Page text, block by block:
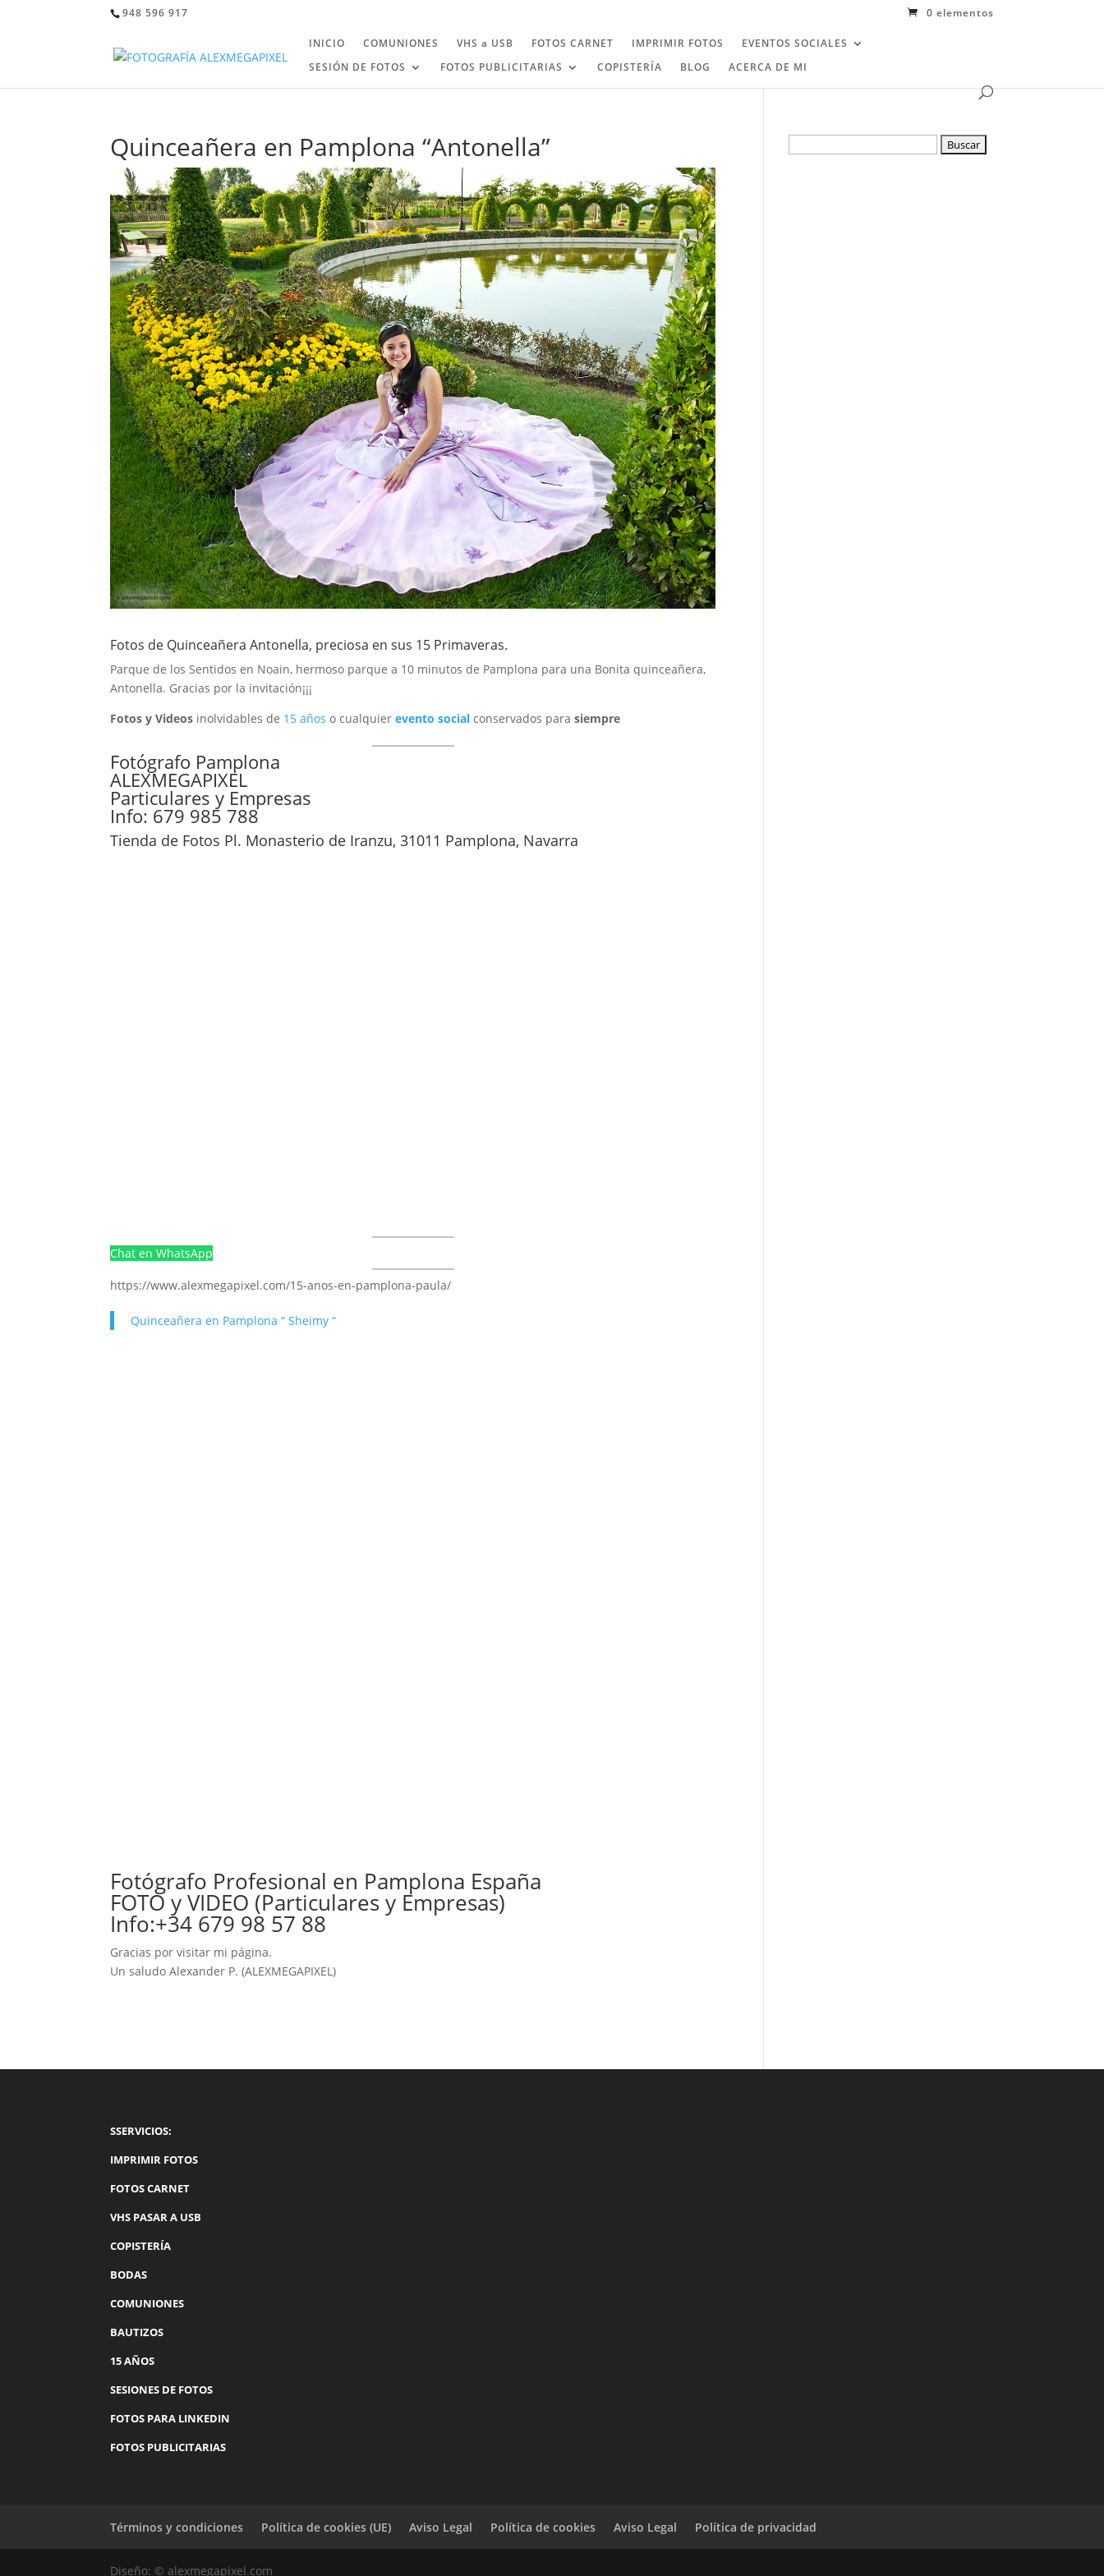
948 596 917 0 elementos
INICIO COMUNIONES VHS a USB FOTOS CARNET IMPRIMIR FOTOS
EVENTOS SOCIALES
SESIÓN DE FOTOS
FOTOS PUBLICITARIAS COPISTERÍA BLOG ACERCA DE MI
Quinceañera en Pamplona “Antonella”
Fotos de Quinceañera Antonella, preciosa en sus 15 Primaveras.
Parque de los Sentidos en Noain, hermoso parque a 10 minutos de Pamplona para una Bonita quinceañera,
Antonella. Gracias por la invitación¡¡¡
Fotos y Videos inolvidables de 15 años o cualquierevento social conservados para siempre
Fotógrafo Pamplona
ALEXMEGAPIXEL
Particulares y Empresas
Info: 679 985 788
Tienda de Fotos Pl. Monasterio de Iranzu, 31011 Pamplona, Navarra
Chat en WhatsApp
https://www.alexmegapixel.com/15-anos-en-pamplona-paula/
Quinceañera en Pamplona “ Sheimy “
Fotógrafo Profesional en Pamplona España
FOTO y VIDEO (Particulares y Empresas)
Info:+34 679 98 57 88
Gracias por visitar mi página.
Un saludo Alexander P. (ALEXMEGAPIXEL)
SSERVICIOS:
IMPRIMIR FOTOS
FOTOS CARNET
VHS PASAR A USB
COPISTERÍA
BODAS
COMUNIONES
BAUTIZOS
15 AÑOS
SESIONES DE FOTOS
FOTOS PARA LINKEDIN
FOTOS PUBLICITARIAS
Términos y condiciones Política de cookies (UE) Aviso Legal Política de cookies Aviso Legal Política de privacidad
Diseño: © alexmegapixel.com